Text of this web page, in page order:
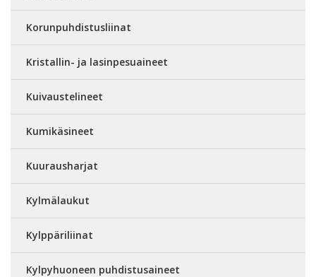
Korunpuhdistusliinat
Kristallin- ja lasinpesuaineet
Kuivaustelineet
Kumikäsineet
Kuurausharjat
Kylmälaukut
Kylppäriliinat
Kylpyhuoneen puhdistusaineet